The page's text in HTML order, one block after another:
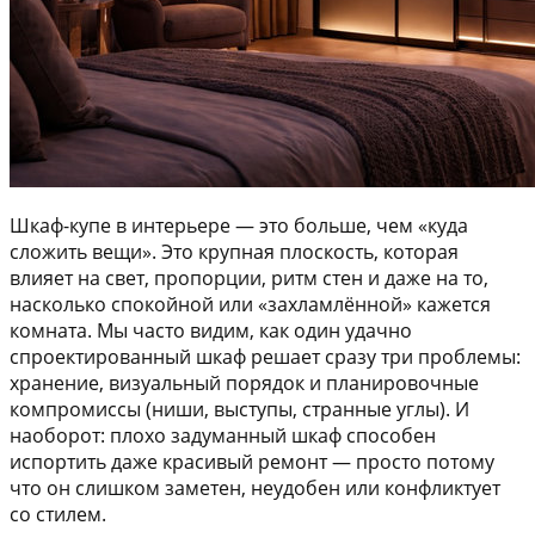
Шкаф-купе в интерьере — это больше, чем «куда
сложить вещи». Это крупная плоскость, которая
влияет на свет, пропорции, ритм стен и даже на то,
насколько спокойной или «захламлённой» кажется
комната. Мы часто видим, как один удачно
спроектированный шкаф решает сразу три проблемы:
хранение, визуальный порядок и планировочные
компромиссы (ниши, выступы, странные углы). И
наоборот: плохо задуманный шкаф способен
испортить даже красивый ремонт — просто потому
что он слишком заметен, неудобен или конфликтует
со стилем.